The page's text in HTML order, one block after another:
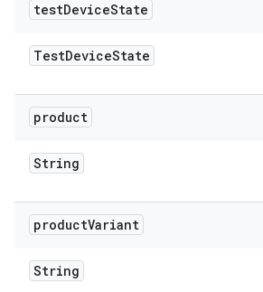
testDeviceState
TestDeviceState
product
String
productVariant
String